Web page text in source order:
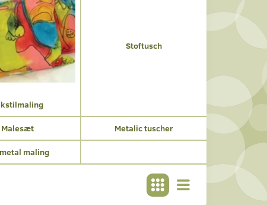
Stoftusch
Malesæt Metalic tuscher
maling